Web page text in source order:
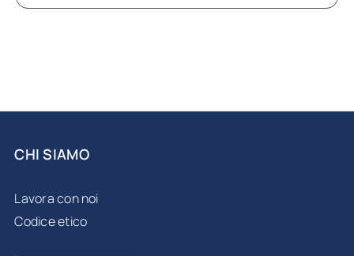
CHI SIAMO
Lavora con noi
Codice etico